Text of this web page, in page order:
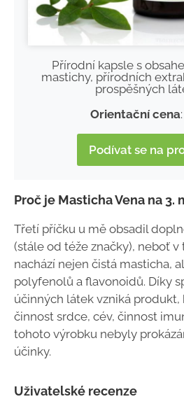
Přírodní kapsle s
mastichy, přírodních
prospěšných
Orientační cena
Podívat se na
Proč je Masticha Vena na 3.
Třetí příčku u mě obsadil
(stále od téže značky), neboť
nachází nejen čistá masticha,
polyfenolů a flavonoidů. Díky
účinných látek vzniká
činnost srdce, cév, činnost
tohoto výrobku nebyly
účinky.
Uživatelské recenze